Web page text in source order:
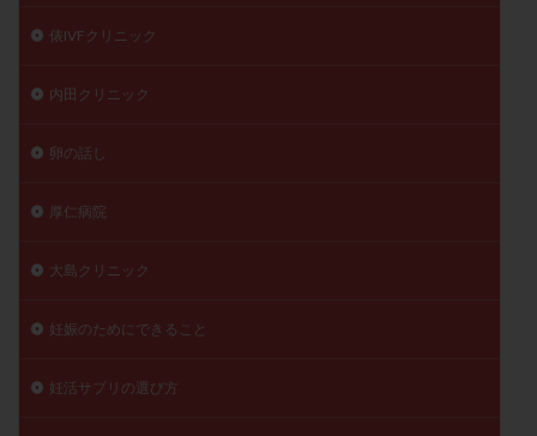
俵IVFクリニック
内田クリニック
卵の話し
厚仁病院
大島クリニック
妊娠のためにできること
妊活サプリの選び方